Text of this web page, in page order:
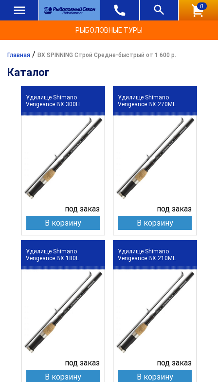
0
РЫБОЛОВНЫЕ ТУРЫ
Главная / BX SPINNING Строй Средне-быстрый от 1 600 р.
Каталог
Удилище Shimano
Vengeance BX 300H
под заказ
В корзину
Удилище Shimano
Vengeance BX 270ML
под заказ
В корзину
Удилище Shimano
Vengeance BX 180L
под заказ
В корзину
Удилище Shimano
Vengeance BX 210ML
под заказ
В корзину